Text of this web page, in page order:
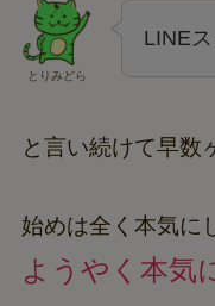
とりみどら
LINE
と言い続けて早数
始めは全く本気に
ようやく本気